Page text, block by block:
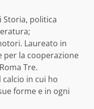
Storia, politica
Laureato in
per la cooperazione
Tre.
in cui ho
forme e in ogni